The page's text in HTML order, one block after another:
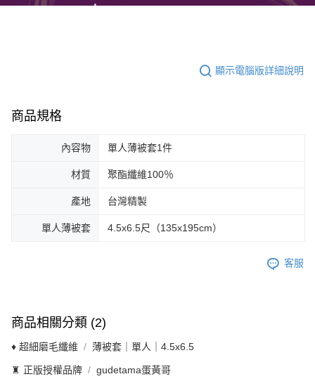
顯示電腦版詳細說明
商品規格
內容物 單人薄被套1件
材質 聚酯纖維100％
產地 台灣精製
單人薄被套 4.5x6.5尺（135x195cm）
客服
商品相關分類 (2)
♦ 超細磨毛纖維 薄被套｜單人｜4.5x6.5
♜ 正版授權品牌 gudetama蛋黃哥